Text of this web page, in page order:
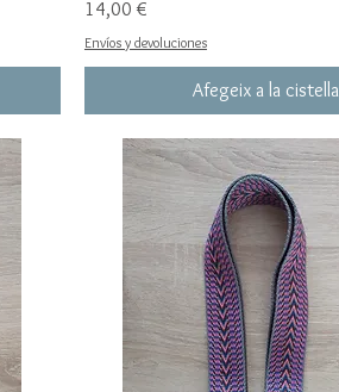
Preu
14,00 €
Envíos y devoluciones
Afegeix a la cistella